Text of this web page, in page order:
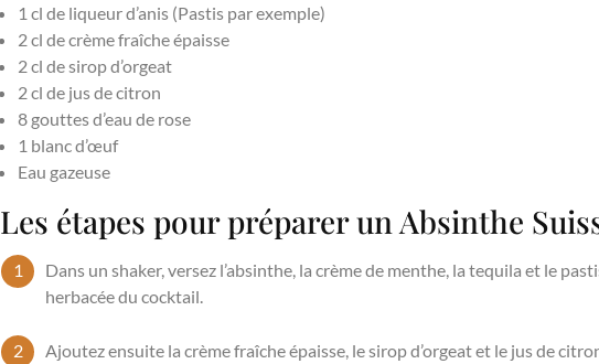
1 cl de liqueur d’anis (Pastis par exemple)
2 cl de crème fraîche épaisse
2 cl de sirop d’orgeat
2 cl de jus de citron
8 gouttes d’eau de rose
1 blanc d’œuf
Eau gazeuse
Les étapes pour préparer un Absinthe
Dans un shaker, versez l’absinthe, la crème de menthe, la tequila et le
herbacée du cocktail.
Ajoutez ensuite la crème fraîche épaisse, le sirop d’orgeat et le jus de